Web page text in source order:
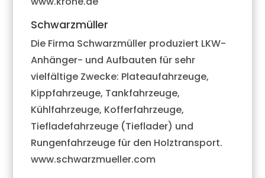
Schwarzmüller
Die Firma Schwarzmüller produziert LKW-
Anhänger- und Aufbauten für sehr
vielfältige Zwecke: Plateaufahrzeuge,
Kippfahrzeuge, Tankfahrzeuge,
Kühlfahrzeuge, Kofferfahrzeuge,
Tiefladefahrzeuge (Tieflader) und
Rungenfahrzeuge für den Holztransport.
www.schwarzmueller.com